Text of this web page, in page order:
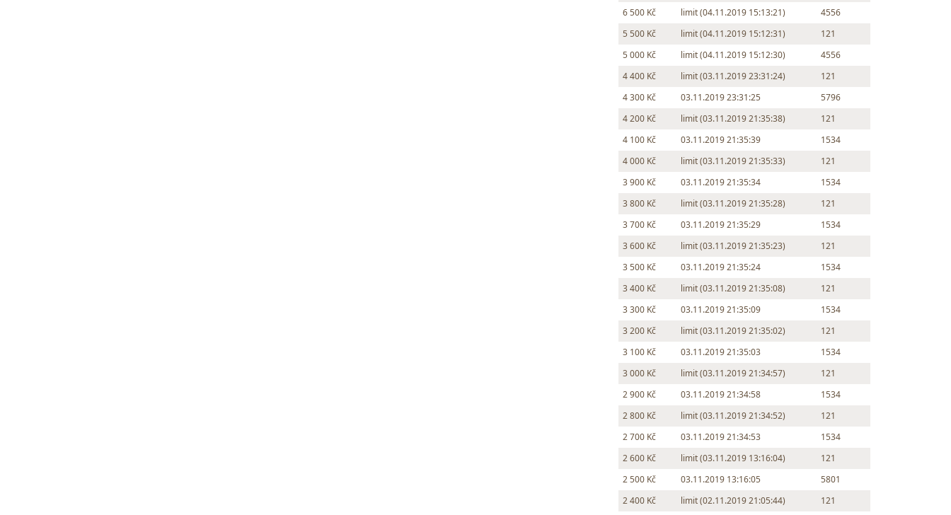
6 500 Kč
limit (04.11.2019 15:13:21)
4556
5 500 Kč
limit (04.11.2019 15:12:31)
121
5 000 Kč
limit (04.11.2019 15:12:30)
4556
4 400 Kč
limit (03.11.2019 23:31:24)
121
4 300 Kč
03.11.2019 23:31:25
5796
4 200 Kč
limit (03.11.2019 21:35:38)
121
4 100 Kč
03.11.2019 21:35:39
1534
4 000 Kč
limit (03.11.2019 21:35:33)
121
3 900 Kč
03.11.2019 21:35:34
1534
3 800 Kč
limit (03.11.2019 21:35:28)
121
3 700 Kč
03.11.2019 21:35:29
1534
3 600 Kč
limit (03.11.2019 21:35:23)
121
3 500 Kč
03.11.2019 21:35:24
1534
3 400 Kč
limit (03.11.2019 21:35:08)
121
3 300 Kč
03.11.2019 21:35:09
1534
3 200 Kč
limit (03.11.2019 21:35:02)
121
3 100 Kč
03.11.2019 21:35:03
1534
3 000 Kč
limit (03.11.2019 21:34:57)
121
2 900 Kč
03.11.2019 21:34:58
1534
2 800 Kč
limit (03.11.2019 21:34:52)
121
2 700 Kč
03.11.2019 21:34:53
1534
2 600 Kč
limit (03.11.2019 13:16:04)
121
2 500 Kč
03.11.2019 13:16:05
5801
2 400 Kč
limit (02.11.2019 21:05:44)
121